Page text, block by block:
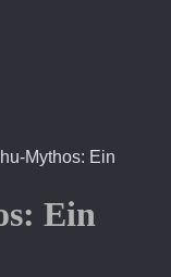
Mythos: Ein
Ein